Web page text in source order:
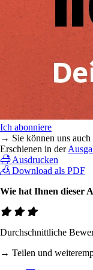
Ich abonniere
→ Sie können uns
Erschienen in der
Ausdrucken
Download als PDF
Wie hat Ihnen dieser
Durchschnittliche
→ Teilen und